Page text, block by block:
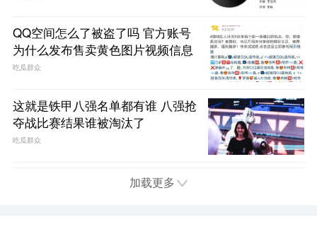
QQ空间怎么了被盗了吗 官方账号
为什么发布售卖黄色图片视频信息
吃瓜群众
这就是铁甲八强名单都有谁 八强抢
夺战比赛结果谁被淘汰了
吃瓜群众
加载更多